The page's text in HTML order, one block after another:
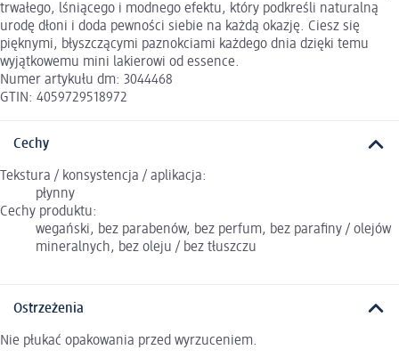
trwałego, lśniącego i modnego efektu, który podkreśli naturalną
urodę dłoni i doda pewności siebie na każdą okazję. Ciesz się
pięknymi, błyszczącymi paznokciami każdego dnia dzięki temu
wyjątkowemu mini lakierowi od essence.
Numer artykułu dm: 3044468
GTIN: 4059729518972
Cechy
Tekstura / konsystencja / aplikacja:
płynny
Cechy produktu:
wegański, bez parabenów, bez perfum, bez parafiny / olejów
mineralnych, bez oleju / bez tłuszczu
Ostrzeżenia
Nie płukać opakowania przed wyrzuceniem.